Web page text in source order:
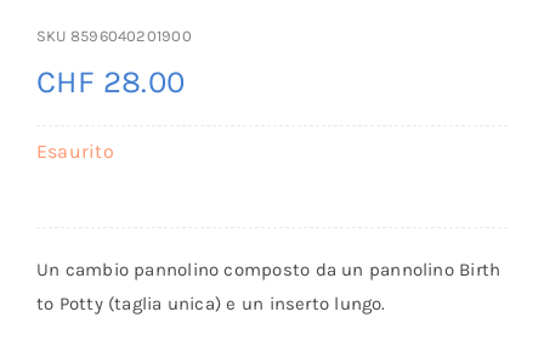
SKU 8596040201900
CHF 28.00
Esaurito
Un cambio pannolino composto da un pannolino Birth
to Potty (taglia unica) e un inserto lungo.